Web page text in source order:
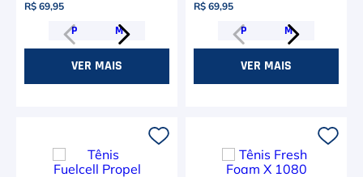
R$ 69,95
P M
VER MAIS
R$ 69,95
P M
VER MAIS